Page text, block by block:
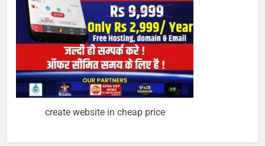
create website in cheap price